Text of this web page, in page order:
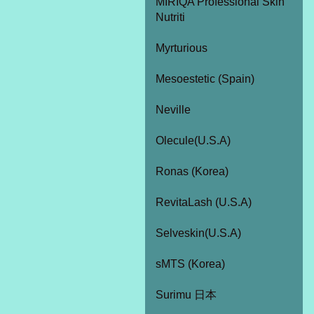
Nutriti
Myrturious
Mesoestetic (Spain)
Neville
Olecule(U.S.A)
Ronas (Korea)
RevitaLash (U.S.A)
Selveskin(U.S.A)
sMTS (Korea)
Surimu 日本